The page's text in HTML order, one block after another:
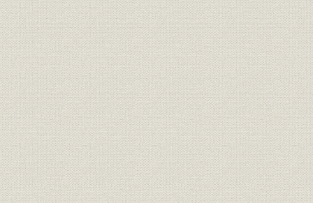
伊予別子鉱山坑内平面全図
伊予別子鉱山坑内截面全図
別子鉱山露頭・施設図(明治17年実測図に加工)
別子鉱山周辺図(明治期)
表目次
第一部
第二部